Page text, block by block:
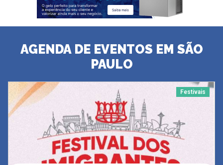
AGENDA DE EVENTOS EM SÃO
PAULO
Festivais